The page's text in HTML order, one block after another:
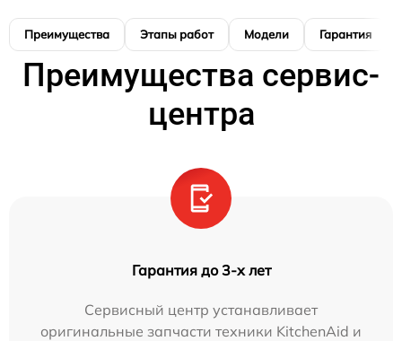
Преимущества Этапы работ Модели Гарантия
Преимущества сервис-
центра
Гарантия до 3-х лет
Сервисный центр устанавливает
оригинальные запчасти техники KitchenAid и